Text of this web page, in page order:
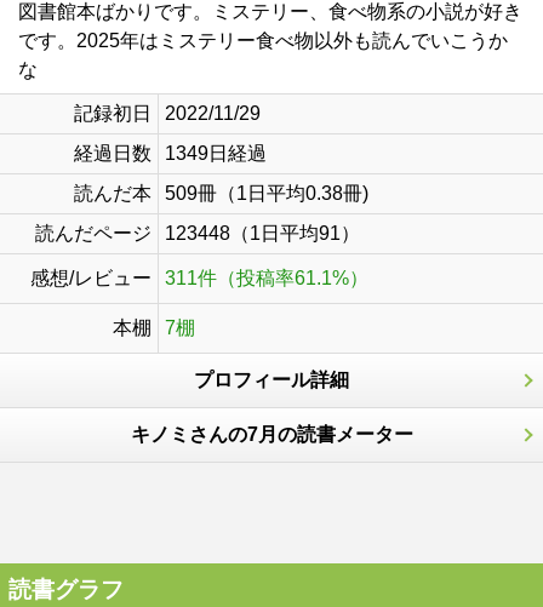
図書館本ばかりです。ミステリー、食べ物系の小説が好き
です。2025年はミステリー食べ物以外も読んでいこうか
な
記録初日
2022/11/29
経過日数
1349日経過
読んだ本
509冊（1日平均0.38冊)
読んだページ
123448（1日平均91）
感想/レビュー 311件（投稿率61.1%）
本棚 7棚
プロフィール詳細
キノミさんの7月の読書メーター
読書グラフ